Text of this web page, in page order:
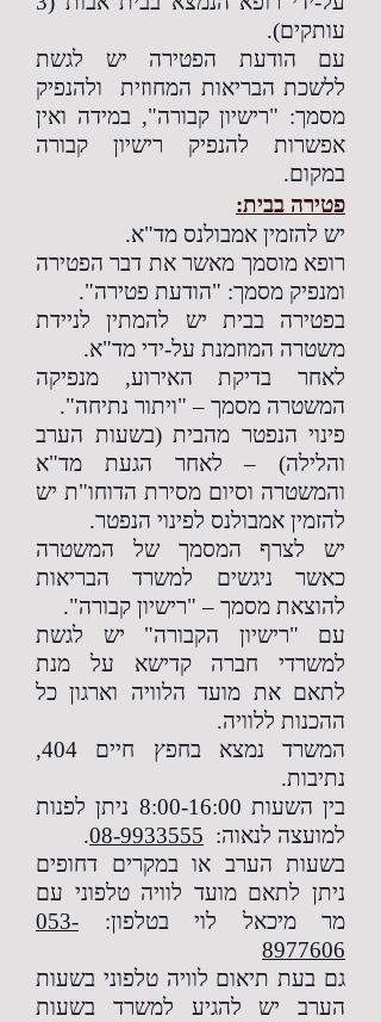
עותקים).
עם הודעת הפטירה יש לגשת
ללשכת הבריאות המחוזית ולהנפיק
מסמך: "רישיון קבורה", במידה ואין
אפשרות להנפיק רישיון קבורה
במקום.
פטירה בבית:
יש להזמין אמבולנס מד"א.
רופא מוסמך מאשר את דבר הפטירה
ומנפיק מסמך: "הודעת פטירה".
בפטירה בבית יש להמתין לניידת
משטרה המוזמנת על-ידי מד"א.
לאחר בדיקת האירוע, מנפיקה
המשטרה מסמך – "ויתור נתיחה".
פינוי הנפטר מהבית (בשעות הערב
והלילה) – לאחר הגעת מד"א
והמשטרה וסיום מסירת הדוחו"ת יש
להזמין אמבולנס לפינוי הנפטר.
יש לצרף המסמך של המשטרה
כאשר ניגשים למשרד הבריאות
להוצאת מסמך – "רישיון קבורה".
עם "רישיון הקבורה" יש לגשת
למשרדי חברה קדישא על מנת
לתאם את מועד הלוויה וארגון כל
ההכנות ללוויה.
המשרד נמצא בחפץ חיים 404,
נתיבות.
בין השעות 8:00-16:00 ניתן לפנות
למועצה לנאוה: 08-9933555
.
בשעות הערב או במקרים דחופים
ניתן לתאם מועד לוויה טלפוני עם
מר מיכאל לוי בטלפון: 053-
8977606
גם בעת תיאום לוויה טלפוני בשעות
הערב יש להגיע למשרד בשעות